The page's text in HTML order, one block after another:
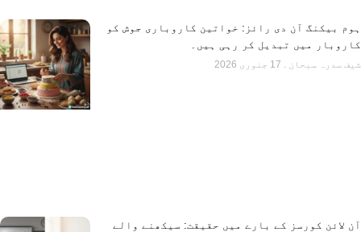
ہوم بیکنگ آن دی رائز: خواتین کاروباری جوش کو
کاروبار میں تبدیل کر رہی ہیں۔
شیف سدرہ سبحان
آن لائن کورسز کے بارے میں حقیقت: سیکھنے والے